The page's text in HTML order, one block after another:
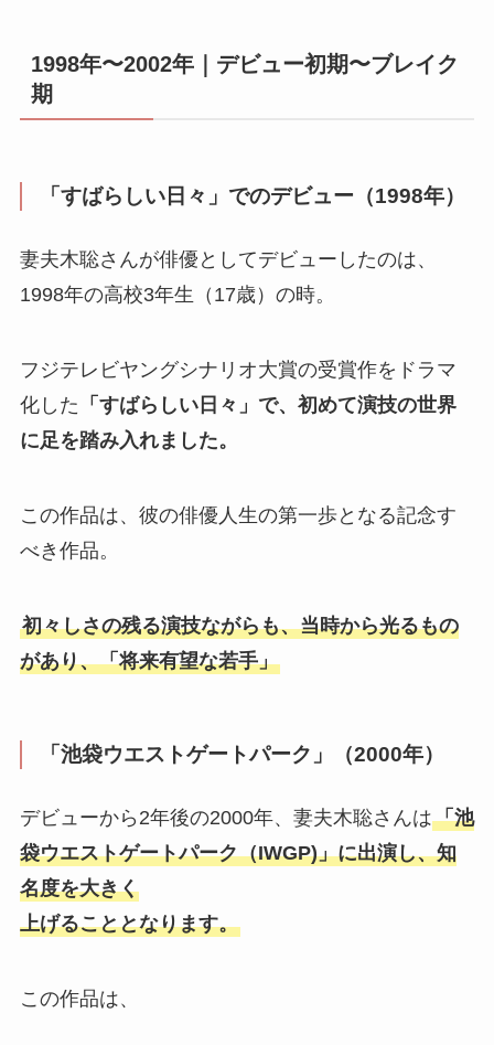
1998年〜2002年｜デビュー初期〜ブレイク
期
「すばらしい日々」でのデビュー（1998年）
妻夫木聡さんが俳優としてデビューしたのは、
1998年の高校3年生（17歳）の時。
フジテレビヤングシナリオ大賞の受賞作をドラマ
化した 「すばらしい日々」で、初めて演技の世界
に足を踏み入れました。
この作品は、彼の俳優人生の第一歩となる記念す
べき作品。
初々しさの残る演技ながらも、当時から光るもの
があり、「将来有望な若手」
「池袋ウエストゲートパーク」（2000年）
デビューから2年後の2000年、妻夫木聡さんは「池
袋ウエストゲートパーク（IWGP)」に出演し、知
名度を大きく
上げることとなります。
この作品は、